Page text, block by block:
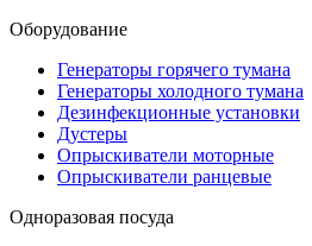
Оборудование
Генераторы горячего тумана
Генераторы холодного тумана
Дезинфекционные установки
Дустеры
Опрыскиватели моторные
Опрыскиватели ранцевые
Одноразовая посуда